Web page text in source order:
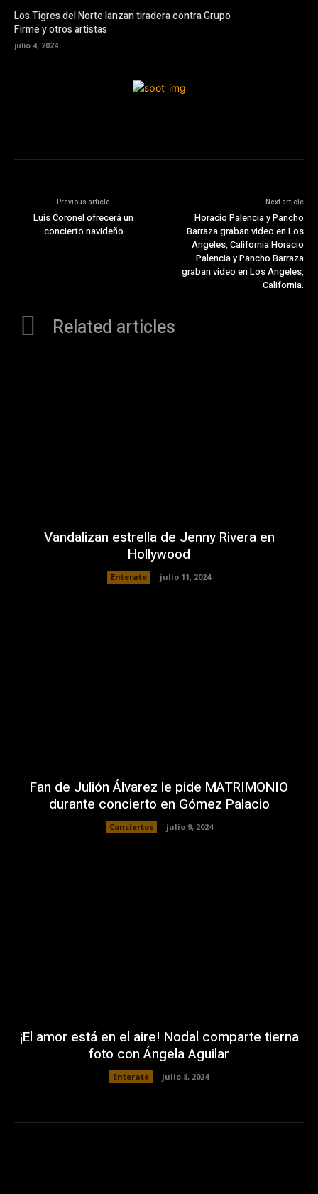
Los Tigres del Norte lanzan tiradera contra Grupo
Firme y otros artistas
julio 4, 2024
Previous article
Luis Coronel ofrecerá un
concierto navideño
Next article
Horacio Palencia y Pancho
Barraza graban video en Los
Angeles, California.Horacio
Palencia y Pancho Barraza
graban video en Los Angeles,
California.
Related articles
Vandalizan estrella de Jenny Rivera en
Hollywood
Enterate julio 11, 2024
Fan de Julión Álvarez le pide MATRIMONIO
durante concierto en Gómez Palacio
Conciertos julio 9, 2024
¡El amor está en el aire! Nodal comparte tierna
foto con Ángela Aguilar
Enterate julio 8, 2024